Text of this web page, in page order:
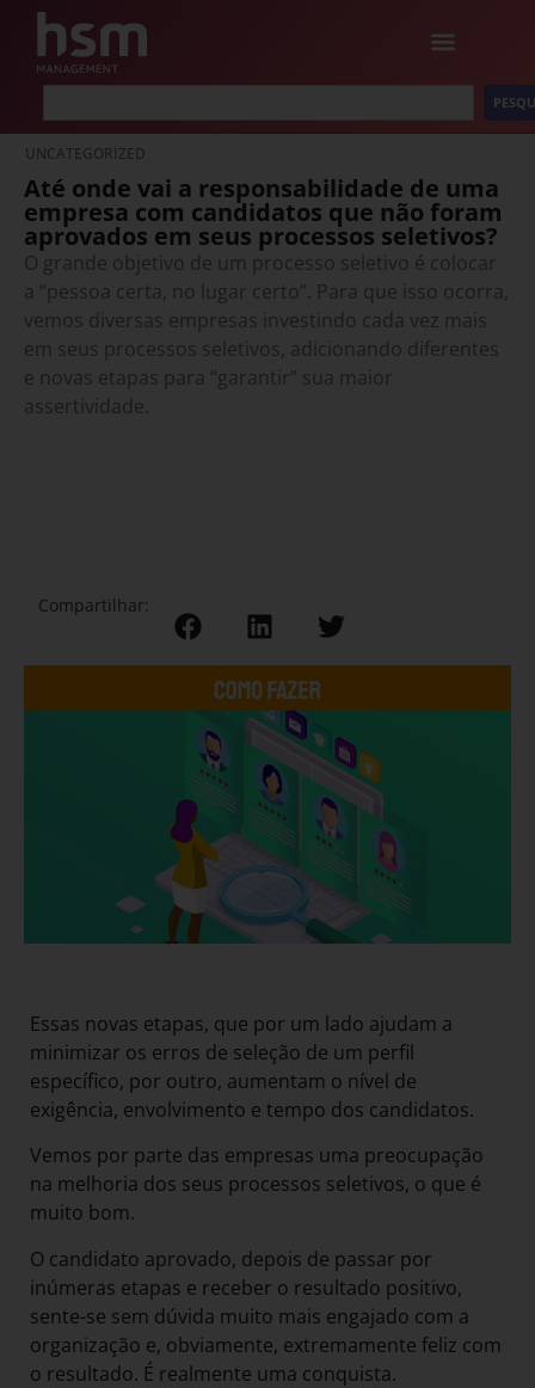
UNCATEGORIZED
Até onde vai a responsabilidade de uma
empresa com candidatos que não foram
aprovados em seus processos seletivos?
O grande objetivo de um processo seletivo é colocar
a “pessoa certa, no lugar certo”. Para que isso ocorra,
vemos diversas empresas investindo cada vez mais
em seus processos seletivos, adicionando diferentes
e novas etapas para “garantir” sua maior
assertividade.
Compartilhar:
Essas novas etapas, que por um lado ajudam a
minimizar os erros de seleção de um perfil
específico, por outro, aumentam o nível de
exigência, envolvimento e tempo dos candidatos.
Vemos por parte das empresas uma preocupação
na melhoria dos seus processos seletivos, o que é
muito bom.
O candidato aprovado, depois de passar por
inúmeras etapas e receber o resultado positivo,
sente-se sem dúvida muito mais engajado com a
organização e, obviamente, extremamente feliz com
o resultado. É realmente uma conquista.